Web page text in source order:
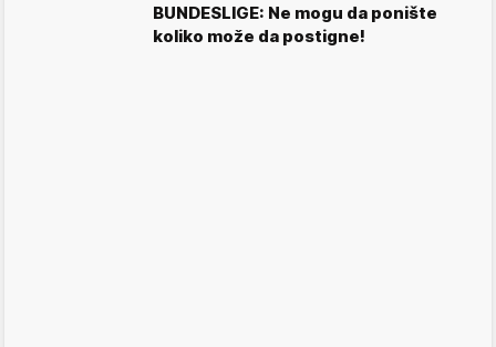
BUNDESLIGE: Ne mogu da ponište
koliko može da postigne!